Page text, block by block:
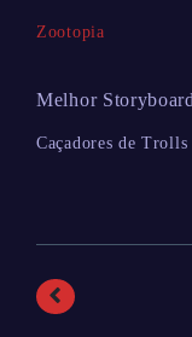
Zootopia
Melhor
Caçadores de Trolls